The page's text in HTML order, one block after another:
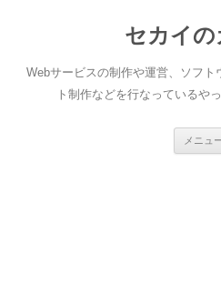
セカイの
Webサービスの制作や運営、ソフト
ト制作などを行なっているや
メニュ